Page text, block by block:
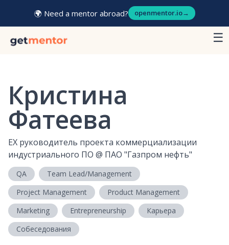
🌍 Need a mentor abroad? openmentor.io→
☰
Кристина
Фатеева
EX руководитель проекта коммерциализации
индустриального ПО @ ПАО "Газпром нефть"
QA
Team Lead/Management
Project Management
Product Management
Marketing
Entrepreneurship
Карьера
Собеседования